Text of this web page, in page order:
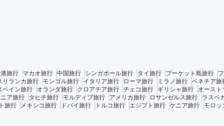
旅行 マカオ旅行 中国旅行 シンガポール旅行 タイ旅行 プーケット島旅行
リランカ旅行 モンゴル旅行 イタリア旅行 ローマ旅行 ミラノ旅行 ベネチア旅
ペイン旅行 オランダ旅行 クロアチア旅行 チェコ旅行 ギリシャ旅行 オースト
ア旅行 タヒチ旅行 モルディブ旅行 アメリカ旅行 ロサンゼルス旅行 ラスベ
旅行 メキシコ旅行 ドバイ旅行 トルコ旅行 エジプト旅行 ケニア旅行 モロッ